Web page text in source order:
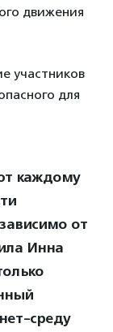
движения
участников
для
каждому
от
Инна
среду